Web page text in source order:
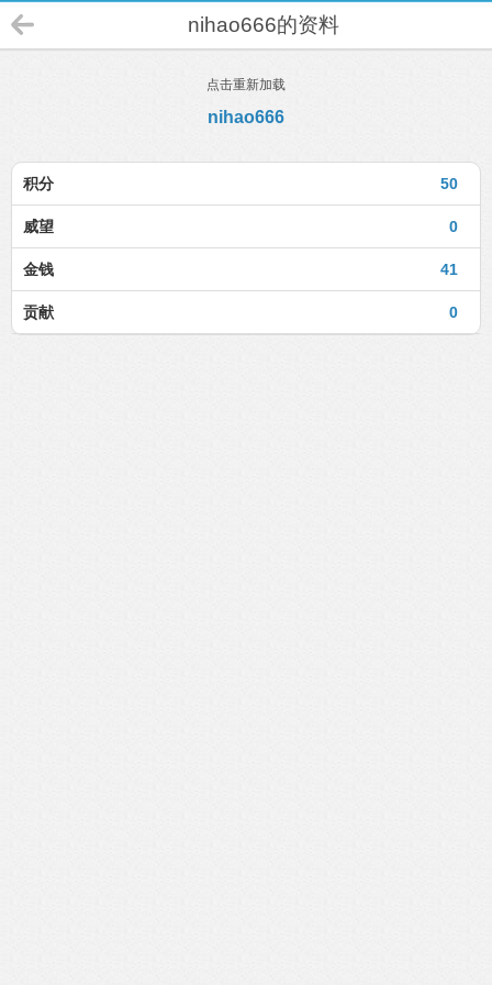
nihao666的资料
点击重新加载
nihao666
50
积分
0
威望
41
金钱
0
贡献